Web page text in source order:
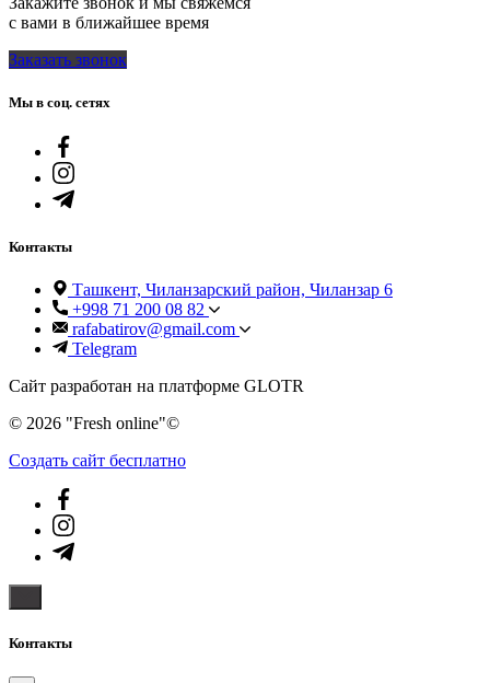
с вами в ближайшее время
Заказать звонок
Мы в соц. сетях
Контакты
Ташкент, Чиланзарский район, Чиланзар 6
+998 71 200 08 82
rafabatirov@gmail.com
Telegram
Сайт разработан на платформе GLOTR
© 2026 "Fresh online"©️
Создать cайт бесплатно
Контакты